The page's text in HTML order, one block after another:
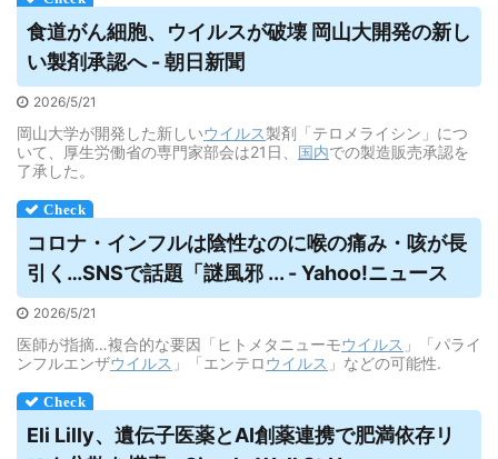
食道がん細胞、 ウイルスが破壊 岡山大開発の新し
い製剤承認へ - 朝日新聞
2026/5/21
岡山大学が開発した新しいウイルス製剤「テロメライシン」につ
いて、厚生労働省の専門家部会は21日、 国内での製造販売承認を
了承した。
コロナ・インフルは陰性なのに喉の痛み・咳が長
引く…SNSで話題「謎風邪 ... - Yahoo!ニュース
2026/5/21
医師が指摘…複合的な要因「ヒトメタニューモウイルス 」「パライ
ンフルエンザウイルス 」「エンテロウイルス 」などの可能性.
Eli Lilly、遺伝子医薬とAI創薬連携で肥満依存リ